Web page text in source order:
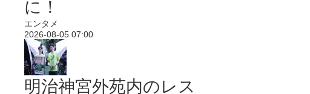
に！
エンタメ
2026-08-05 07:00
明治神宮外苑内のレス